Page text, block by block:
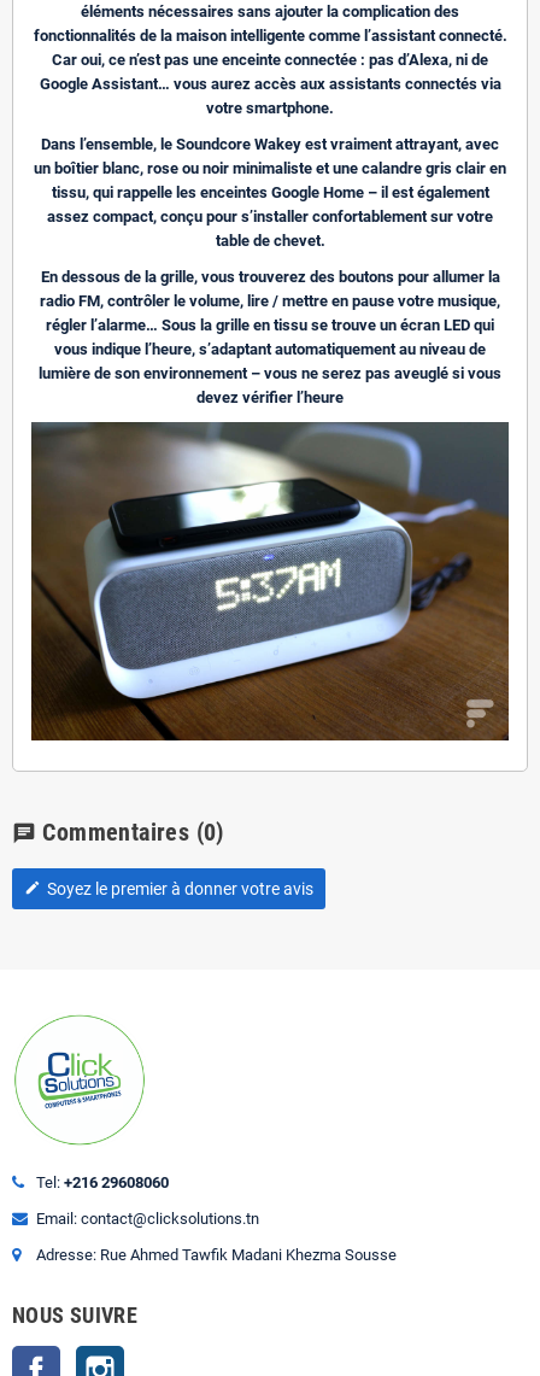
éléments nécessaires sans ajouter la complication des
fonctionnalités de la maison intelligente comme l’assistant connecté.
Car oui, ce n’est pas une enceinte connectée : pas d’Alexa, ni de
Google Assistant… vous aurez accès aux assistants connectés via
votre smartphone.
Dans l’ensemble, le Soundcore Wakey est vraiment attrayant, avec
un boîtier blanc, rose ou noir minimaliste et une calandre gris clair en
tissu, qui rappelle les enceintes Google Home – il est également
assez compact, conçu pour s’installer confortablement sur votre
table de chevet.
En dessous de la grille, vous trouverez des boutons pour allumer la
radio FM, contrôler le volume, lire / mettre en pause votre musique,
régler l’alarme… Sous la grille en tissu se trouve un écran LED qui
vous indique l’heure, s’adaptant automatiquement au niveau de
lumière de son environnement – vous ne serez pas aveuglé si vous
devez vérifier l’heure
chat Commentaires (0)
edit Soyez le premier à donner votre avis
Tel: +216 29608060
Email: contact@clicksolutions.tn
Adresse: Rue Ahmed Tawfik Madani Khezma Sousse
NOUS SUIVRE
Facebook